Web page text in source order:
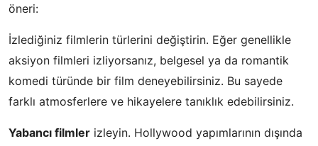
öneri:
İzlediğiniz filmlerin türlerini değiştirin. Eğer genellikle
aksiyon filmleri izliyorsanız, belgesel ya da romantik
komedi türünde bir film deneyebilirsiniz. Bu sayede
farklı atmosferlere ve hikayelere tanıklık edebilirsiniz.
Yabancı filmler izleyin. Hollywood yapımlarının dışında